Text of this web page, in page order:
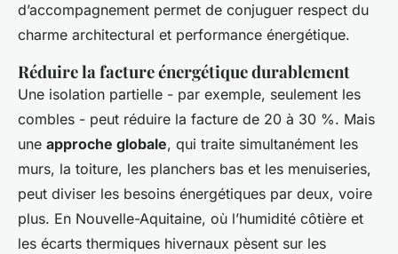
d’accompagnement permet de conjuguer respect du
charme architectural et performance énergétique.
Réduire la facture énergétique durablement
Une isolation partielle - par exemple, seulement les
combles - peut réduire la facture de 20 à 30 %. Mais
une approche globale, qui traite simultanément les
murs, la toiture, les planchers bas et les menuiseries,
peut diviser les besoins énergétiques par deux, voire
plus. En Nouvelle-Aquitaine, où l’humidité côtière et
les écarts thermiques hivernaux pèsent sur les